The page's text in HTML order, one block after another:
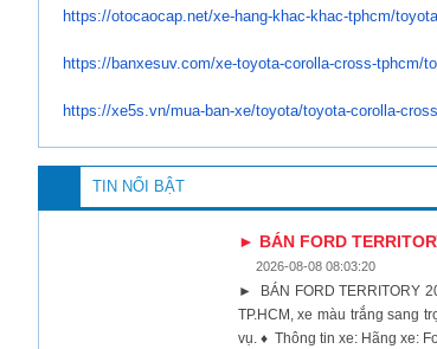
https://otocaocap.net/xe-hang-khac-khac-tphcm/
https://banxesuv.com/xe-toyota-corolla-cross-tphcm/
https://xe5s.vn/mua-ban-xe/toyota/toyota-corolla-
TIN NỔI BẬT
► BÁN FORD
2026-08-08 08:03:20
► BÁN FORD TERRITORY
TP.HCM, xe màu trắng sang
vụ. ♦ Thông tin xe: Hãng xe: